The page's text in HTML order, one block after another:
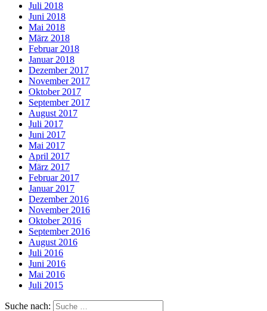
Juli 2018
Juni 2018
Mai 2018
März 2018
Februar 2018
Januar 2018
Dezember 2017
November 2017
Oktober 2017
September 2017
August 2017
Juli 2017
Juni 2017
Mai 2017
April 2017
März 2017
Februar 2017
Januar 2017
Dezember 2016
November 2016
Oktober 2016
September 2016
August 2016
Juli 2016
Juni 2016
Mai 2016
Juli 2015
Suche nach: